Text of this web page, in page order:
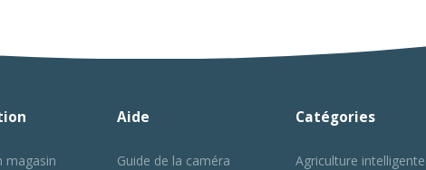
magasin
Aide
Guide de la caméra
Catégories
Agriculture intelligente